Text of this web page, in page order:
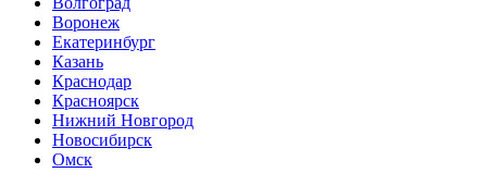
Воронеж
Екатеринбург
Казань
Краснодар
Красноярск
Нижний Новгород
Новосибирск
Омск